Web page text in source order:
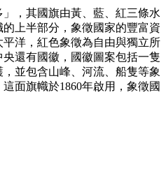
，其國旗由黃、藍、紅三條水
上半部分，象徵國家的豐富資
洋，紅色象徵為自由與獨立所
還有國徽，國徽圖案包括一隻
並包含山峰、河流、船隻等象
面旗幟於1860年啟用，象徵國